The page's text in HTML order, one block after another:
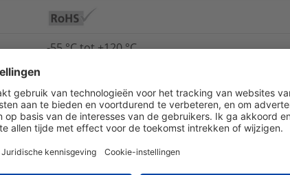
-55 °C tot +120 °C
5 jaren
+100 °C
ja